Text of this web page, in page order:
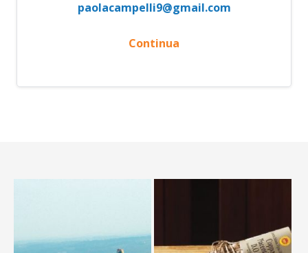
paolacampelli9@gmail.com
Continua